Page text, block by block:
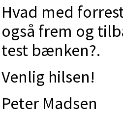
Hvad med
også frem og
test bænken?.
Venlig hilsen!
Peter Madsen